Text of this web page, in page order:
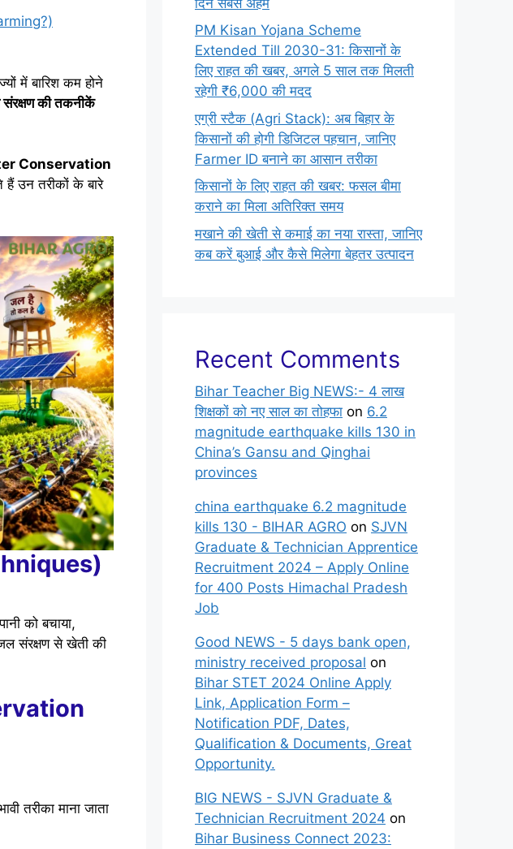
में बारिश कम होने
की तकनीकें
Conservation
हैं उन तरीकों के बारे
को बचाया,
संरक्षण से खेती की
तरीका माना जाता
PM Kisan Yojana Scheme
Extended Till 2030-31: किसानों के
लिए राहत की खबर, अगले 5 साल तक मिलती
रहेगी ₹6,000 की मदद
एग्री स्टैक (Agri Stack): अब बिहार के
किसानों की होगी डिजिटल पहचान, जानिए
Farmer ID बनाने का आसान तरीका
किसानों के लिए राहत की खबर: फसल बीमा
कराने का मिला अतिरिक्त समय
मखाने की खेती से कमाई का नया रास्ता, जानिए
कब करें बुआई और कैसे मिलेगा बेहतर उत्पादन
Recent Comments
Bihar Teacher Big NEWS:- 4 लाख
शिक्षकों को नए साल का तोहफा on 6.2
magnitude earthquake kills 130 in
China’s Gansu and Qinghai
provinces
china earthquake 6.2 magnitude
kills 130 - BIHAR AGRO on SJVN
Graduate & Technician Apprentice
Recruitment 2024 – Apply Online
for 400 Posts Himachal Pradesh
Job
Good NEWS - 5 days bank open,
ministry received proposal on
Bihar STET 2024 Online Apply
Link, Application Form –
Notification PDF, Dates,
Qualification & Documents, Great
Opportunity.
BIG NEWS - SJVN Graduate &
Technician Recruitment 2024 on
Bihar Business Connect 2023: